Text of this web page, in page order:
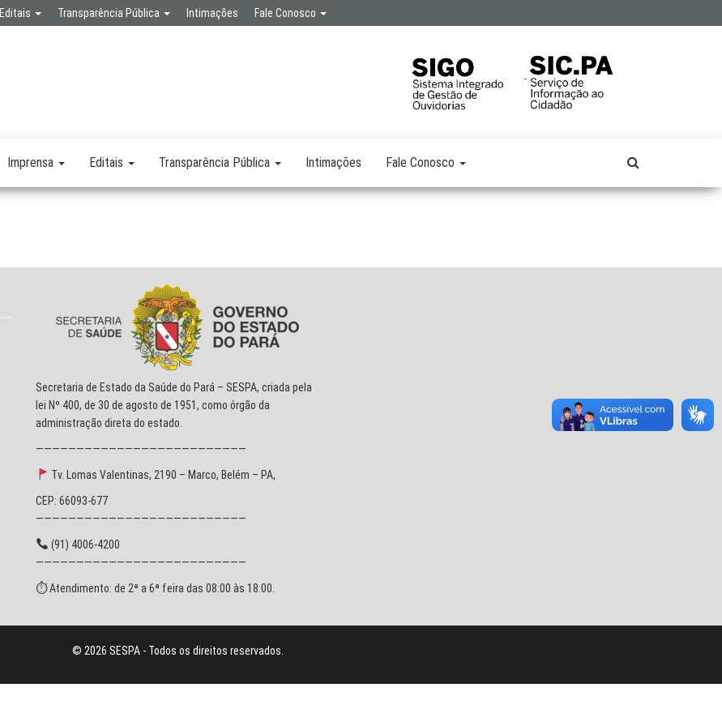
Editais Transparência Pública Intimações Fale Conosco
Imprensa Editais Transparência Pública Intimações Fale Conosco
Secretaria de Estado da Saúde do Pará – SESPA, criada pela
lei Nº 400, de 30 de agosto de 1951, como órgão da
administração direta do estado.
——————————————————————————
Tv. Lomas Valentinas, 2190 – Marco, Belém – PA,
CEP: 66093-677
——————————————————————————
(91) 4006-4200
——————————————————————————
⏱ Atendimento: de 2ª a 6ª feira das 08:00 às 18:00.
© 2026 SESPA - Todos os direitos reservados.